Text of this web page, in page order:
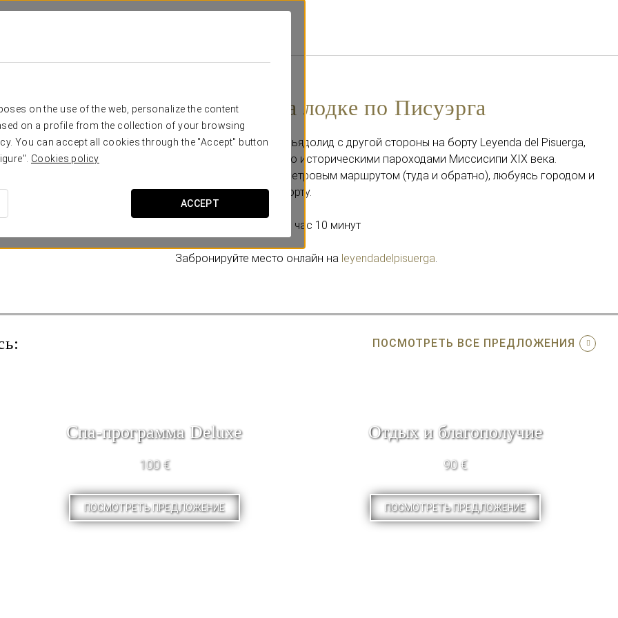
on the use of the web, personalize the content
on a profile from the collection of your browsing
You can accept all cookies through the "Accept" button
Cookies policy
ACCEPT
Прогулка на лодке по Писуэрга
Откройте для себя Вальядолид с другой стороны на борту Leyenda del Pisuerga,
судна, вдохновлённого историческими пароходами Миссисипи XIX века.
Насладитесь 13-километровым маршрутом (туда и обратно), любуясь городом и
отдыхая с баром на борту.
Продолжительность: 1 час 10 минут
Забронируйте место онлайн на leyendadelpisuerga.
ПОСМОТРЕТЬ ВСЕ ПРЕДЛОЖЕНИЯ
Спа-программа Deluxe
100 €
ПОСМОТРЕТЬ ПРЕДЛОЖЕНИЕ
Отдых и благополучие
90 €
ПОСМОТРЕТЬ ПРЕДЛОЖЕНИЕ